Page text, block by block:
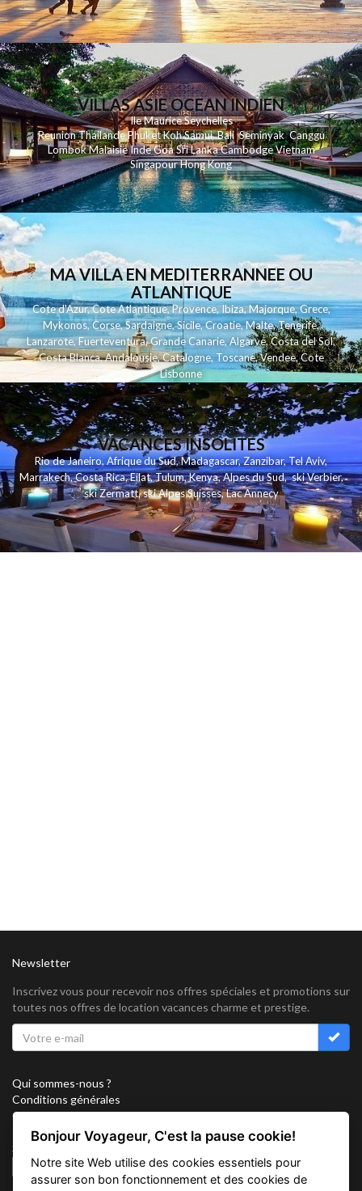
VILLAS ASIE OCEAN INDIEN
Ile MauriceSeychelles
ReunionThailandePhuketKohSamui Bali SeminyakCanggu
LombokMalaisieIndeGoaSri LankaCambodgeVietnam
SingapourHong Kong
MA VILLA EN MEDITERRANNEE OU
ATLANTIQUE
Cote d'Azur,Cote Atlantique,Provence,Ibiza,Majorque,Grece,
Mykonos,Corse,Sardaigne,Sicile,Croatie,Malte,Tenerife,
Lanzarote,Fuerteventura,Grande Canarie,Algarve,Costa del Sol,
Costa Blanca,Andalousie,Catalogne,Toscane,Vendee,Cote
Lisbonne
VACANCES INSOLITES
Rio de Janeiro,Afrique du Sud,Madagascar,Zanzibar,Tel Aviv,
Marrakech,Costa Rica,Eilat,Tulum,Kenya,Alpes du Sud,ski Verbier,
ski Zermatt,ski Alpes Suisses,Lac Annecy
Newsletter
Inscrivez vous pour recevoir nos offres spéciales et promotions sur
toutes nos offres de location vacances charme et prestige.
Qui sommes-nous ?
Conditions générales
Confidentialité
Partenariat
Sitemap
Cookies
Bonjour Voyageur, C'est la pause cookie!
Notre site Web utilise des cookies essentiels pour
assurer son bon fonctionnement et des cookies de